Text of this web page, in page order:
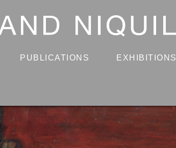
PUBLICATIONS EXHIBITIONS